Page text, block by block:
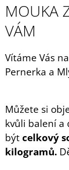
MOUKA
VÁM
Vítáme Vás
Pernerka a
Můžete si
kvůli balení a
být celkový
kilogramů.